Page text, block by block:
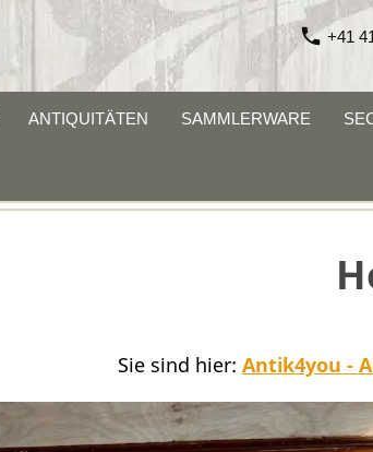
+41
ANTIQUITÄTEN SAMMLERWARE
Sie sind hier: Antik4you -